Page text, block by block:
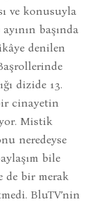
ve konusuyla
başında
denilen
dizide 13.
cinayetin
Mistik
neredeyse
bile
de bir merak
BluTV’nin